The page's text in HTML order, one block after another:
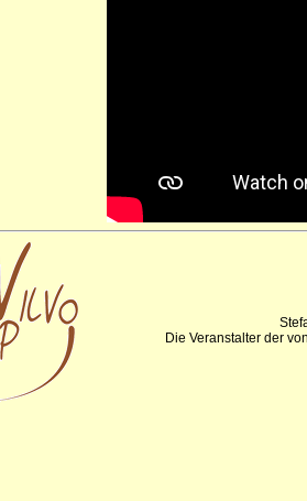
Die Veranstalter der